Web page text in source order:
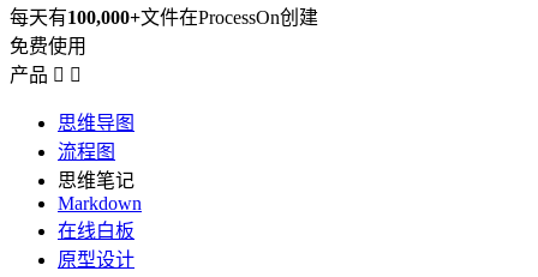
每天有100,000+文件在ProcessOn创建
免费使用
产品  
思维导图
流程图
思维笔记
Markdown
在线白板
原型设计